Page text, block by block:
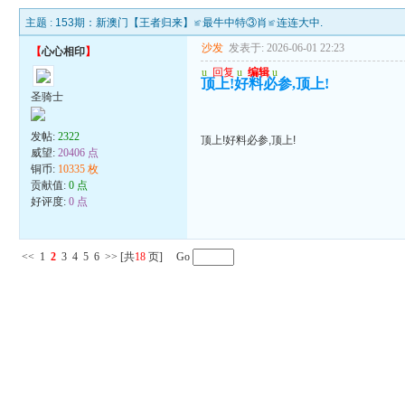
主题 : 153期：新澳门【王者归来】≌最牛中特③肖≌连连大中.
【心心相印】
圣骑士
发帖:2322
威望:20406 点
铜币: 10335 枚
贡献值:0 点
好评度:0 点
沙发 发表于: 2026-06-01 22:23
u 回复 u 编辑 u
顶上!好料必参,顶上!
顶上!好料必参,顶上!
<< 1 2 3 4 5 6 >> [共18 页] Go